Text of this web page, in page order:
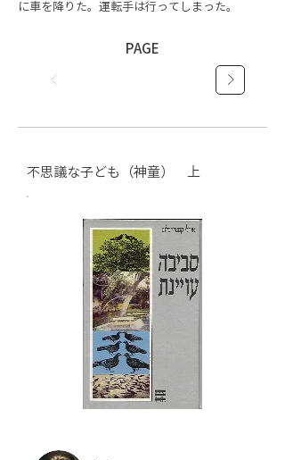
に車を降りた。運転手は行ってしまった。
PAGE
不思議な子ども（神童） 上